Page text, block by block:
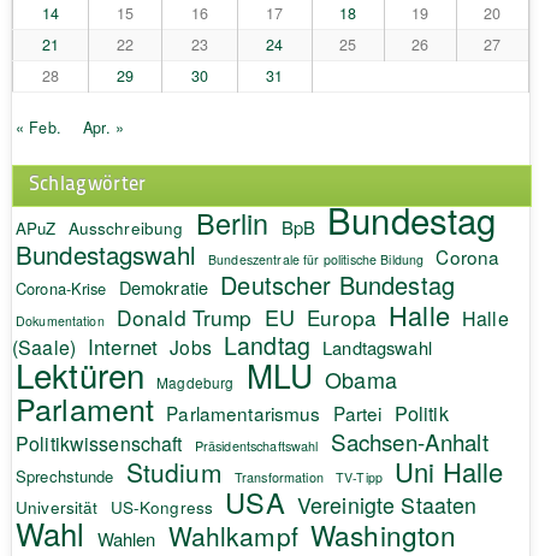
14
15 16 17 18 19
20
21
22 23 24 25 26
27
28
29 30 31
« Feb. Apr. »
Schlagwörter
APuZ Ausschreibung Berlin BpB Bundestag
Bundestagswahl Bundeszentrale für politische Bildung Corona
Corona-Krise Demokratie Deutscher Bundestag
Dokumentation Donald Trump EU Europa Halle Halle
(Saale) Internet Jobs Landtag Landtagswahl
Lektüren Magdeburg MLU Obama
Parlament Parlamentarismus Partei Politik
Politikwissenschaft Präsidentschaftswahl Sachsen-Anhalt
Sprechstunde Studium Transformation TV-Tipp Uni Halle
Universität US-Kongress USA Vereinigte Staaten
Wahl Wahlen Wahlkampf Washington